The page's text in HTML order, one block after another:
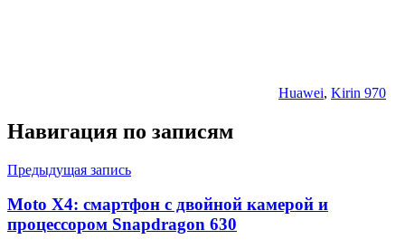
Huawei, Kirin 970
Навигация по записям
Предыдущая запись
Moto X4: смартфон с двойной камерой и
процессором Snapdragon 630